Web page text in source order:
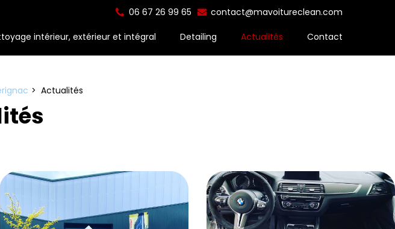
06 67 26 99 65 contact@mavoitureclean.com
intérieur, extérieur et intégral Detailing Actualités Contact
Actualités